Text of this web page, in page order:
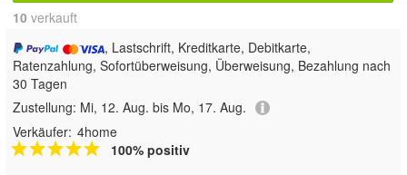
10 verkauft
, Lastschrift, Kreditkarte, Debitkarte,
Ratenzahlung, Sofortüberweisung, Überweisung, Bezahlung nach
30 Tagen
Zustellung: Mi, 12. Aug. bis Mo, 17. Aug.
Verkäufer: 4home
100% positiv